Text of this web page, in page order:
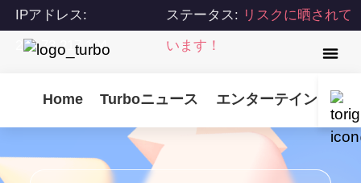
IPアドレス:
216.73.217.104
ステータス: リスクに晒されて
います！
Home Turboニュース エンターテインメント